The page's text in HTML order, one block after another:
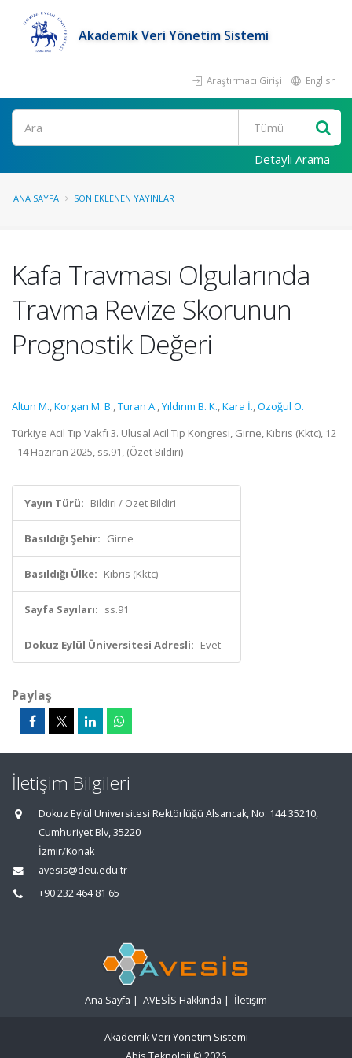
Akademik Veri Yönetim Sistemi
Araştırmacı Girişi English
Ara
Detaylı Arama
ANA SAYFA SON EKLENEN YAYINLAR
Kafa Travması Olgularında
Travma Revize Skorunun
Prognostik Değeri
Altun M.,Korgan M. B.,Turan A.,Yıldırım B. K.,Kara İ.,Özoğul O.
Türkiye Acil Tıp Vakfı 3. Ulusal Acil Tıp Kongresi, Girne, Kıbrıs (Kktc), 12
- 14 Haziran 2025, ss.91, (Özet Bildiri)
Yayın Türü: Bildiri / Özet Bildiri
Basıldığı Şehir: Girne
Basıldığı Ülke: Kıbrıs (Kktc)
Sayfa Sayıları: ss.91
Dokuz Eylül Üniversitesi Adresli: Evet
Paylaş
İletişim Bilgileri
Dokuz Eylül Üniversitesi Rektörlüğü Alsancak, No: 144 35210,
Cumhuriyet Blv, 35220
İzmir/Konak
avesis@deu.edu.tr
+90 232 464 81 65
Ana Sayfa | AVESİS Hakkında | İletişim
Akademik Veri Yönetim Sistemi